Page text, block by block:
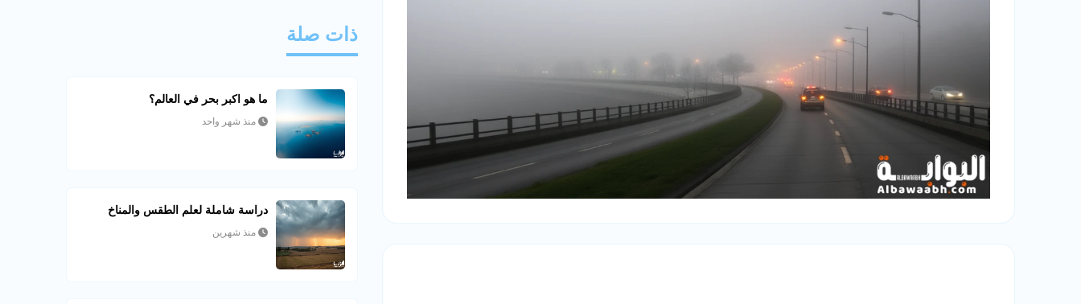
ذات صلة
ما هو اكبر بحر في العالم؟
منذ شهر واحد
دراسة شاملة لعلم الطقس والمناخ
منذ شهرين